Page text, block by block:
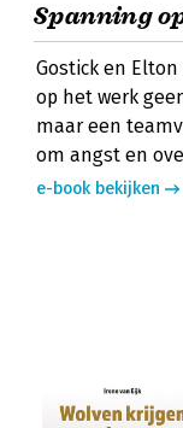
Spanning
Gostick en
op het werk
maar een
om angst en
e-book bekijken